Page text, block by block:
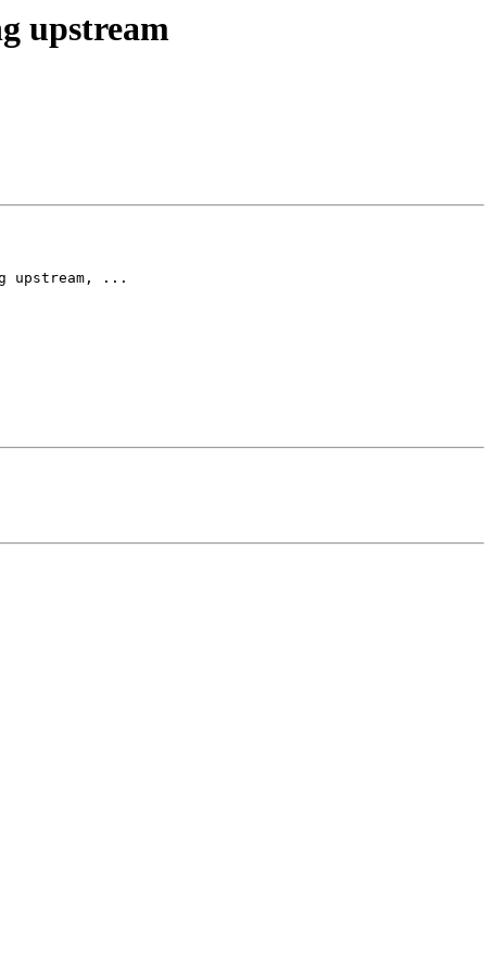
upstream
upstream, ...